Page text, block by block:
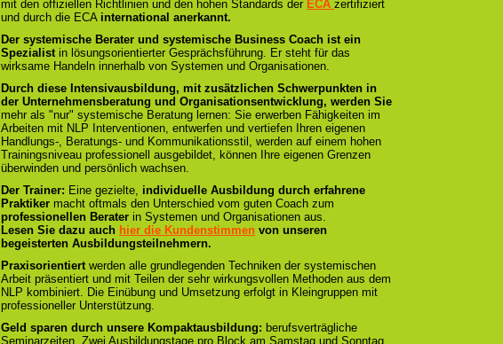
mit den offiziellen Richtlinien und den hohen Standards der ECA zertifiziert
und durch die ECA international anerkannt.
Der systemische Berater und systemische Business Coach ist ein
Spezialist in lösungsorientierter Gesprächsführung. Er steht für das
wirksame Handeln innerhalb von Systemen und Organisationen.
Durch diese Intensivausbildung, mit zusätzlichen Schwerpunkten in
der Unternehmensberatung und Organisationsentwicklung, werden Sie
mehr als "nur" systemische Beratung lernen: Sie erwerben Fähigkeiten im
Arbeiten mit NLP Interventionen, entwerfen und vertiefen Ihren eigenen
Handlungs-, Beratungs- und Kommunikationsstil, werden auf einem hohen
Trainingsniveau professionell ausgebildet, können Ihre eigenen Grenzen
überwinden und persönlich wachsen.
Der Trainer: Eine gezielte, individuelle Ausbildung durch erfahrene
Praktiker macht oftmals den Unterschied vom guten Coach zum
professionellen Berater in Systemen und Organisationen aus.
Lesen Sie dazu auch hier die Kundenstimmen von unseren
begeisterten Ausbildungsteilnehmern.
Praxisorientiertwerden alle grundlegenden Techniken der systemischen
Arbeit präsentiert und mit Teilen der sehr wirkungsvollen Methoden aus dem
NLP kombiniert. Die Einübung und Umsetzung erfolgt in Kleingruppen mit
professioneller Unterstützung.
Geld sparen durch unsere Kompaktausbildung: berufsverträgliche
Seminarzeiten. Zwei Ausbildungstage pro Block am Samstag und Sonntag